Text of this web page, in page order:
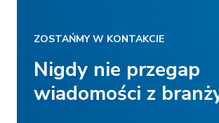
ZOSTAŃMY W KONTAKCIE
Nigdy nie przegap
wiadomości z